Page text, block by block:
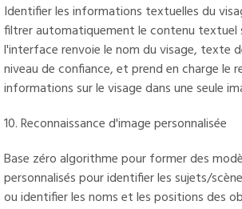
Identifier les informations textuelles du
filtrer automatiquement le contenu textuel
l'interface renvoie le nom du visage, texte
niveau de confiance, et prend en charge le
informations sur le visage dans une seule
10. Reconnaissance d'image personnalisée
Base zéro algorithme pour former des
personnalisés pour identifier les sujets/
ou identifier les noms et les positions des